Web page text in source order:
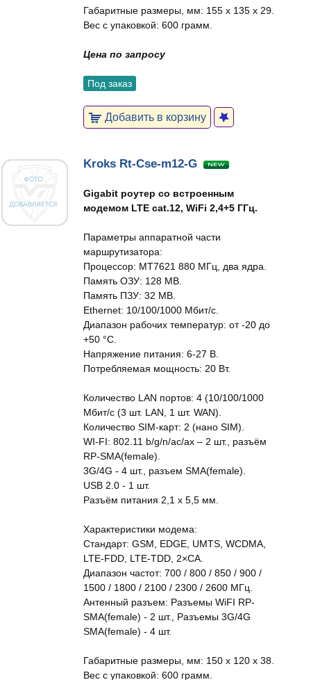
Габаритные размеры, мм: 155 x 135 x 29.
Вес с упаковкой: 600 грамм.
Цена по запросу
Под заказ
Добавить в корзину
Kroks Rt-Cse-m12-G
Gigabit роутер со встроенным
модемом LTE cat.12, WiFi 2,4+5 ГГц.
Параметры аппаратной части
маршрутизатора:
Процессор: MT7621 880 МГц, два ядра.
Память ОЗУ: 128 MB.
Память ПЗУ: 32 MB.
Ethernet: 10/100/1000 Мбит/c.
Диапазон рабочих температур: от -20 до
+50 °C.
Напряжение питания: 6-27 В.
Потребляемая мощность: 20 Вт.
Количество LAN портов: 4 (10/100/1000
Мбит/с (3 шт. LAN, 1 шт. WAN).
Количество SIM-карт: 2 (нано SIM).
WI-FI: 802.11 b/g/n/ac/ax – 2 шт., разъём
RP-SMA(female).
3G/4G - 4 шт., разъем SMA(female).
USB 2.0 - 1 шт.
Разъём питания 2,1 х 5,5 мм.
Характеристики модема:
Стандарт: GSM, EDGE, UMTS, WCDMA,
LTE-FDD, LTE-TDD, 2×CA.
Диапазон частот: 700 / 800 / 850 / 900 /
1500 / 1800 / 2100 / 2300 / 2600 МГц.
Антенный разъем: Разъемы WiFI RP-
SMA(female) - 2 шт., Разъемы 3G/4G
SMA(female) - 4 шт.
Габаритные размеры, мм: 150 x 120 x 38.
Вес с упаковкой: 600 грамм.